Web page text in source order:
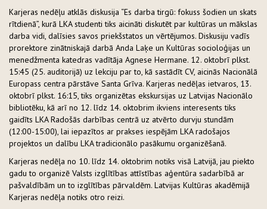
Karjeras nedēļu atklās diskusija “Es darba tirgū: fokuss šodien un skats
rītdienā”, kurā LKA studenti tiks aicināti diskutēt par kultūras un mākslas
darba vidi, dalīsies savos priekšstatos un vērtējumos. Diskusiju vadīs
prorektore zinātniskajā darbā Anda Laķe un Kultūras socioloģijas un
menedžmenta katedras vadītāja Agnese Hermane. 12. oktobrī plkst.
15:45 (25. auditorijā) uz lekciju par to, kā sastādīt CV, aicinās Nacionālā
Europass centra pārstāve Santa Grīva. Karjeras nedēļas ietvaros, 13.
oktobrī plkst. 16:15, tiks organizētas ekskursijas uz Latvijas Nacionālo
bibliotēku, kā arī no 12. līdz 14. oktobrim ikviens interesents tiks
gaidīts LKA Radošās darbības centrā uz atvērto durvju stundām
(12:00-15:00), lai iepazītos ar prakses iespējām LKA radošajos
projektos un dalību LKA tradicionālo pasākumu organizēšanā.
Karjeras nedēļa no 10. līdz 14. oktobrim notiks visā Latvijā, jau piekto
gadu to organizē Valsts izglītības attīstības aģentūra sadarbībā ar
pašvaldībām un to izglītības pārvaldēm. Latvijas Kultūras akadēmijā
Karjeras nedēļa notiks otro reizi.